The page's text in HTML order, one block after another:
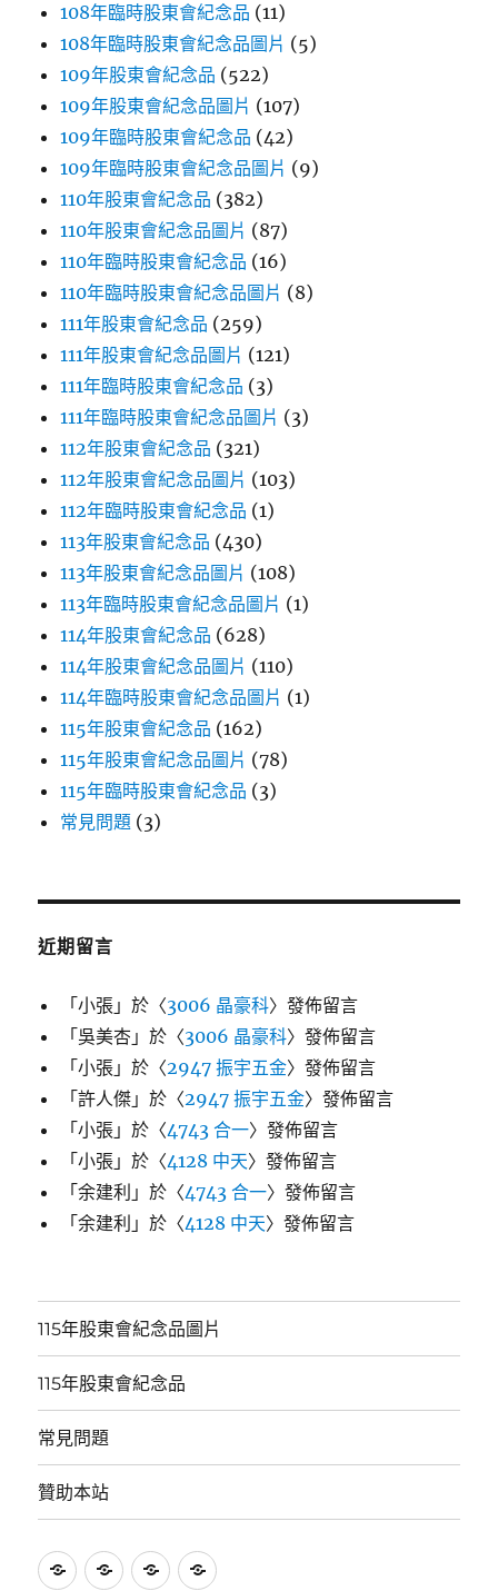
108年臨時股東會紀念品 (11)
108年臨時股東會紀念品圖片 (5)
109年股東會紀念品 (522)
109年股東會紀念品圖片 (107)
109年臨時股東會紀念品 (42)
109年臨時股東會紀念品圖片 (9)
110年股東會紀念品 (382)
110年股東會紀念品圖片 (87)
110年臨時股東會紀念品 (16)
110年臨時股東會紀念品圖片 (8)
111年股東會紀念品 (259)
111年股東會紀念品圖片 (121)
111年臨時股東會紀念品 (3)
111年臨時股東會紀念品圖片 (3)
112年股東會紀念品 (321)
112年股東會紀念品圖片 (103)
112年臨時股東會紀念品 (1)
113年股東會紀念品 (430)
113年股東會紀念品圖片 (108)
113年臨時股東會紀念品圖片 (1)
114年股東會紀念品 (628)
114年股東會紀念品圖片 (110)
114年臨時股東會紀念品圖片 (1)
115年股東會紀念品 (162)
115年股東會紀念品圖片 (78)
115年臨時股東會紀念品 (3)
常見問題 (3)
近期留言
「小張 」於〈3006 晶豪科〉發佈留言
「吳美杏 」於〈3006 晶豪科〉發佈留言
「小張 」於〈2947 振宇五金〉發佈留言
「許人傑 」於〈2947 振宇五金〉發佈留言
「小張 」於〈4743 合一〉發佈留言
「小張 」於〈4128 中天〉發佈留言
「余建利 」於〈4743 合一〉發佈留言
「余建利 」於〈4128 中天〉發佈留言
115年股東會紀念品圖片
115年股東會紀念品
常見問題
贊助本站
115
115
常
贊